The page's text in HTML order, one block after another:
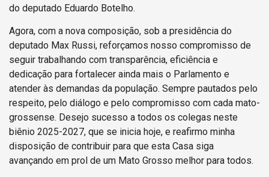
do deputado Eduardo Botelho.
Agora, com a nova composição, sob a presidência do
deputado Max Russi, reforçamos nosso compromisso de
seguir trabalhando com transparência, eficiência e
dedicação para fortalecer ainda mais o Parlamento e
atender às demandas da população. Sempre pautados pelo
respeito, pelo diálogo e pelo compromisso com cada mato-
grossense. Desejo sucesso a todos os colegas neste
biênio 2025-2027, que se inicia hoje, e reafirmo minha
disposição de contribuir para que esta Casa siga
avançando em prol de um Mato Grosso melhor para todos.